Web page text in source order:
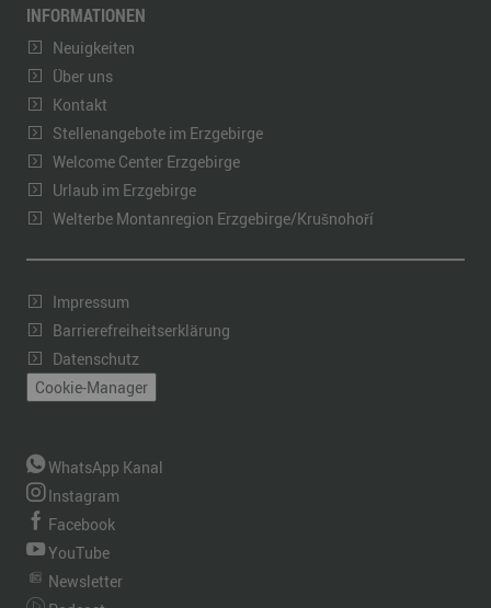
INFORMATIONEN
Neuigkeiten
Über uns
Kontakt
Stellenangebote im Erzgebirge
Welcome Center Erzgebirge
Urlaub im Erzgebirge
Welterbe Montanregion Erzgebirge/Krušnohoří
Impressum
Barrierefreiheitserklärung
Datenschutz
Cookie-Manager
WhatsApp Kanal
Instagram
Facebook
YouTube
Newsletter